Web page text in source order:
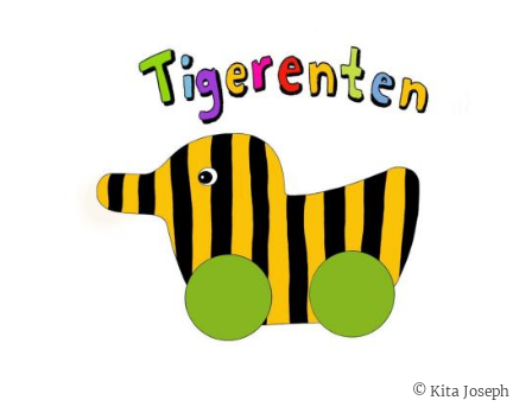
© Kita Joseph